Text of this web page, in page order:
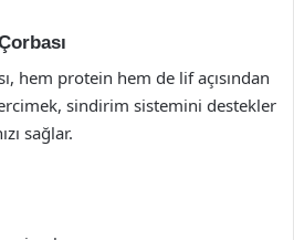
hem protein hem de lif açısından
sindirim sistemini destekler
sağlar.